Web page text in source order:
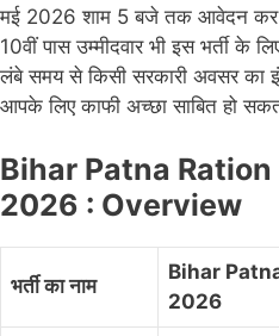
मई 2026 शाम 5 बजे तक आवेदन कर
10वीं पास उम्मीदवार भी इस भर्ती
लंबे समय से किसी सरकारी अवसर का
आपके लिए काफी अच्छा साबित हो
Bihar Patna
2026 : Overview
भर्ती का नाम
Bihar
2026